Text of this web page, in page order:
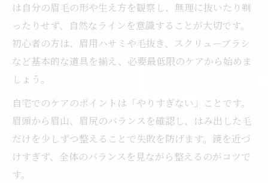
は自分の眉毛の形や生え方を観察し、無理に抜いたり剃
ったりせず、自然なラインを意識することが大切です。
初心者の方は、眉用ハサミや毛抜き、スクリューブラシ
など基本的な道具を揃え、必要最低限のケアから始めま
しょう。
自宅でのケアのポイントは「やりすぎない」ことです。
眉頭から眉山、眉尻のバランスを確認し、はみ出した毛
だけを少しずつ整えることで失敗を防げます。鏡を近づ
けすぎず、全体のバランスを見ながら整えるのがコツで
す。